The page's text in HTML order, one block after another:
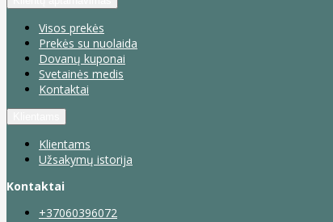
Visos prekės
Prekės su nuolaida
Dovanų kuponai
Svetainės medis
Kontaktai
Klientams
Užsakymų istorija
Kontaktai
+37060396072